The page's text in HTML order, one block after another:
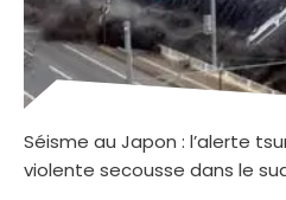
Séisme au Japon : l’alerte
violente secousse dans le